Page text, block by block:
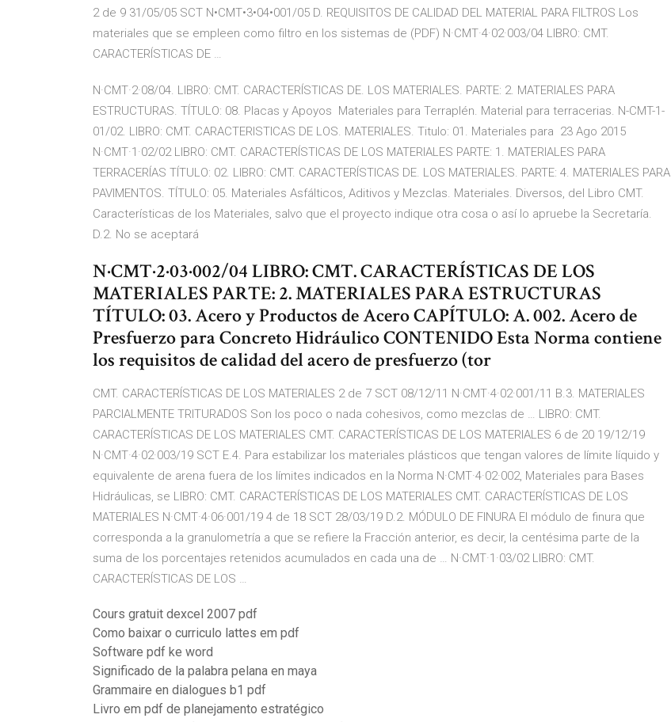
2 de 9 31/05/05 SCT N•CMT•3•04•001/05 D. REQUISITOS DE CALIDAD DEL MATERIAL PARA FILTROS Los
materiales que se empleen como filtro en los sistemas de (PDF) N·CMT·4·02·003/04 LIBRO: CMT.
CARACTERÍSTICAS DE …
N·CMT·2·08/04. LIBRO: CMT. CARACTERÍSTICAS DE. LOS MATERIALES. PARTE: 2. MATERIALES PARA
ESTRUCTURAS. TÍTULO: 08. Placas y Apoyos Materiales para Terraplén. Material para terracerias. N-CMT-1-
01/02. LIBRO: CMT. CARACTERISTICAS DE LOS. MATERIALES. Titulo: 01. Materiales para 23 Ago 2015
N·CMT·1·02/02 LIBRO: CMT. CARACTERÍSTICAS DE LOS MATERIALES PARTE: 1. MATERIALES PARA
TERRACERÍAS TÍTULO: 02. LIBRO: CMT. CARACTERÍSTICAS DE. LOS MATERIALES. PARTE: 4. MATERIALES PARA
PAVIMENTOS. TÍTULO: 05. Materiales Asfálticos, Aditivos y Mezclas. Materiales. Diversos, del Libro CMT.
Características de los Materiales, salvo que el proyecto indique otra cosa o así lo apruebe la Secretaría.
D.2. No se aceptará
N·CMT·2·03·002/04 LIBRO: CMT. CARACTERÍSTICAS DE LOS
MATERIALES PARTE: 2. MATERIALES PARA ESTRUCTURAS
TÍTULO: 03. Acero y Productos de Acero CAPÍTULO: A. 002. Acero de
Presfuerzo para Concreto Hidráulico CONTENIDO Esta Norma contiene
los requisitos de calidad del acero de presfuerzo (tor
CMT. CARACTERÍSTICAS DE LOS MATERIALES 2 de 7 SCT 08/12/11 N·CMT·4·02·001/11 B.3. MATERIALES
PARCIALMENTE TRITURADOS Son los poco o nada cohesivos, como mezclas de … LIBRO: CMT.
CARACTERÍSTICAS DE LOS MATERIALES CMT. CARACTERÍSTICAS DE LOS MATERIALES 6 de 20 19/12/19
N·CMT·4·02·003/19 SCT E.4. Para estabilizar los materiales plásticos que tengan valores de límite líquido y
equivalente de arena fuera de los límites indicados en la Norma N·CMT·4·02·002, Materiales para Bases
Hidráulicas, se LIBRO: CMT. CARACTERÍSTICAS DE LOS MATERIALES CMT. CARACTERÍSTICAS DE LOS
MATERIALES N·CMT·4·06·001/19 4 de 18 SCT 28/03/19 D.2. MÓDULO DE FINURA El módulo de finura que
corresponda a la granulometría a que se refiere la Fracción anterior, es decir, la centésima parte de la
suma de los porcentajes retenidos acumulados en cada una de … N·CMT·1·03/02 LIBRO: CMT.
CARACTERÍSTICAS DE LOS …
Cours gratuit dexcel 2007 pdf
Como baixar o curriculo lattes em pdf
Software pdf ke word
Significado de la palabra pelana en maya
Grammaire en dialogues b1 pdf
Livro em pdf de planejamento estratégico